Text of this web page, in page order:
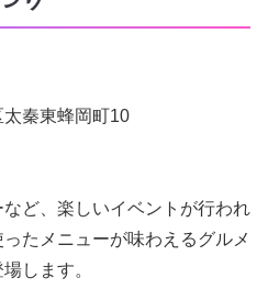
秦東蜂岡町10
ど、楽しいイベントが行われ
たメニューが味わえるグルメ
します。